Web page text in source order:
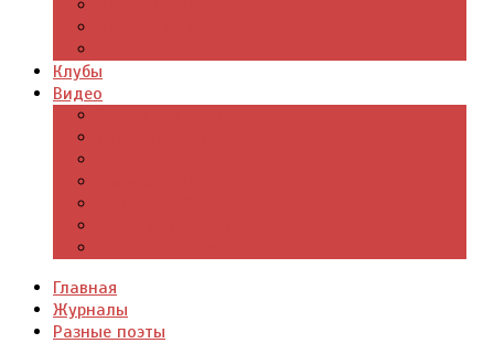
Клубы
Видео
Главная
Журналы
Разные поэты